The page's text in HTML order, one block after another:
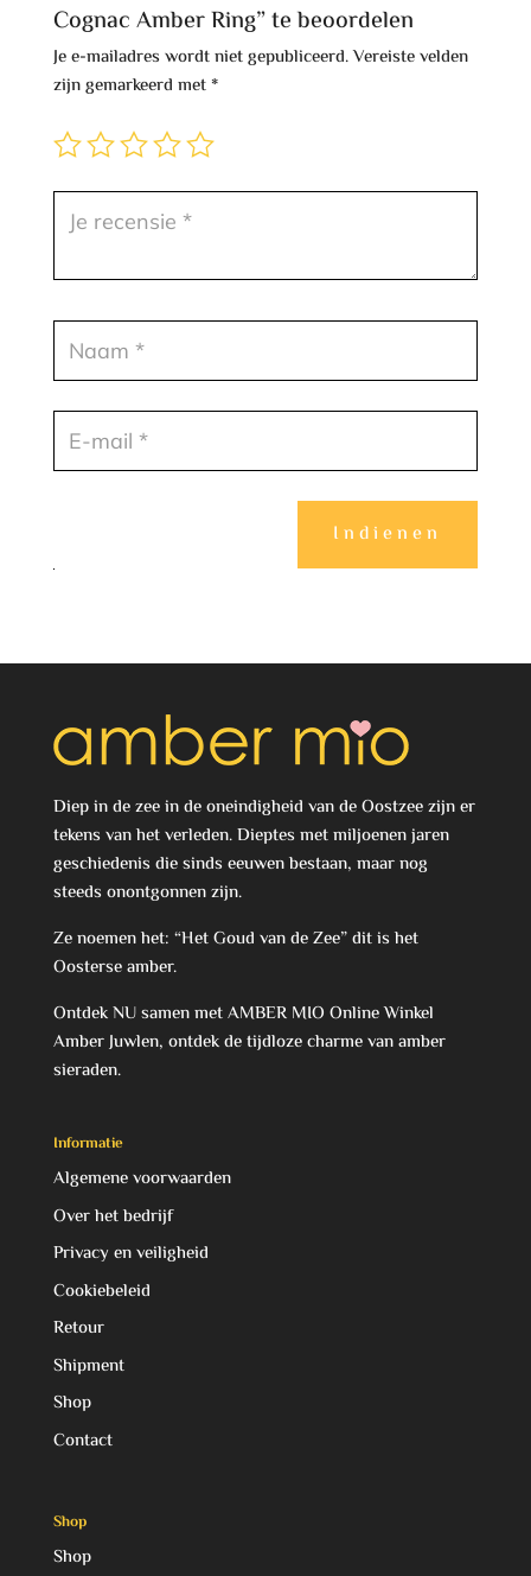
Cognac Amber Ring” te beoordelen
Je e-mailadres wordt niet gepubliceerd.Vereiste velden
zijn gemarkeerd met*
Indienen
Diep in de zee in de oneindigheid van de Oostzee zijn er
tekens van het verleden. Dieptes met miljoenen jaren
geschiedenis die sinds eeuwen bestaan, maar nog
steeds onontgonnen zijn.
Ze noemen het: “Het Goud van de Zee” dit is het
Oosterse amber.
Ontdek NU samen met AMBER MIO Online Winkel
Amber Juwlen, ontdek de tijdloze charme van amber
sieraden.
Informatie
Algemene voorwaarden
Over het bedrijf
Privacy en veiligheid
Cookiebeleid
Retour
Shipment
Shop
Contact
Shop
Shop